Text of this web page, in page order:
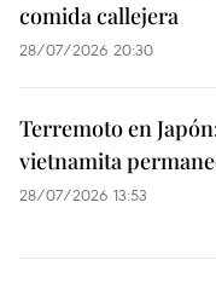
comida callejera
28/07/2026 20:30
Terremoto en
vietnamita
28/07/2026 13:53